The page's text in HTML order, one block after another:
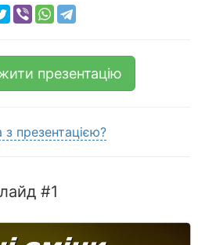
презентацію
презентацією?
#1